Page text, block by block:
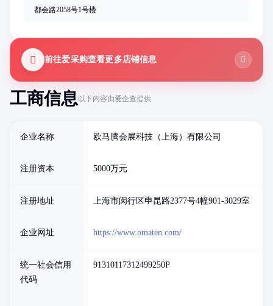
工商信息以下内容由爱企查提供
企业名称 欧马腾会展科技（上海）有限公司
注册资本 5000万元
注册地址 上海市闵行区申昆路2377号4幢901-3029室
企业网址 https://www.omaten.com/
统一社会信用
代码
91310117312499250P
都会路2058号1号楼
前往爱采购查看更多店铺信息